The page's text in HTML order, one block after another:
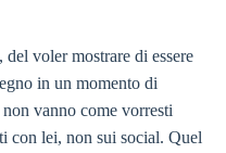
, del voler mostrare di essere
in un momento di
vanno come vorresti
con lei, non sui social. Quel